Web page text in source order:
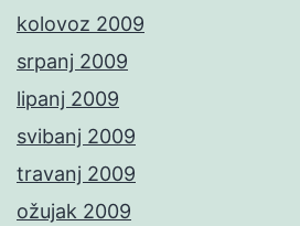
kolovoz 2009
srpanj 2009
lipanj 2009
svibanj 2009
travanj 2009
ožujak 2009